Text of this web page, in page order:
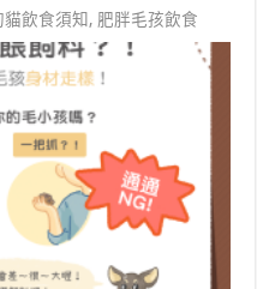
貓飲食須知, 肥胖毛孩飲食